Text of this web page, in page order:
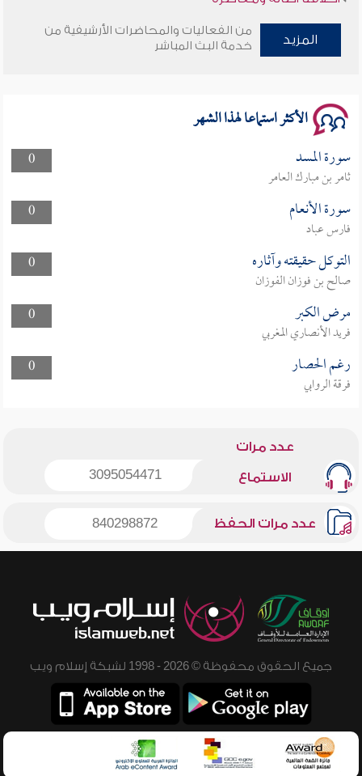
وأمنهم من خوف 9
المزيد
من الفعاليات والمحاضرات الأرشيفية من
خدمة البث المباشر
الأكثر استماعا لهذا الشهر
0 سورة المسد
ثامر بن مبارك العامر
0
سورة الأنعام
فارس عباد
0
التوكل حقيقته وآثاره
صالح بن فوزان الفوزان
0
مرض الكبر
فريد الأنصاري المغربي
0
رغم الحصار
فرقة الروابي
عدد مرات
الاستماع 3095054471
عدد مرات الحفظ 840298872
جميع الحقوق محفوظة © 2026 - 1998 لشبكة إسلام ويب